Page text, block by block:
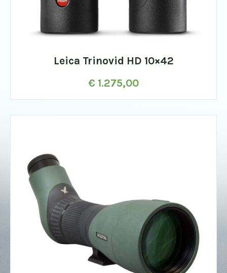
Leica Trinovid HD 10×42
€ 1.275,00